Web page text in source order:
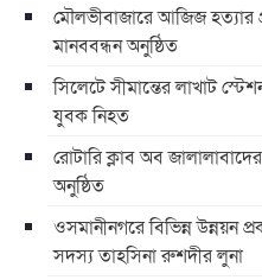
মৌলভীবাজারে আজিজ হত্যার
মানববন্ধন অনুষ্ঠিত
সিলেটে সীমান্তের লাখাট
যুবক নিহত
রোটারি ক্লাব অব
অনুষ্ঠিত
ওসমানীনগরে বিভিন্ন উন্নয়ন
সদস্য তাহসিনা রুশদীর লুনা